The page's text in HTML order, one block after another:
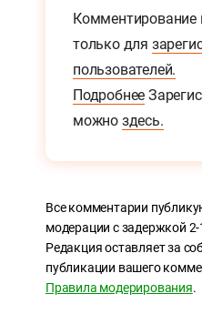
Комментирование
только для
пользователей.
Подробнее
можно здесь.
Все комментарии
модерации с задержкой
Редакция оставляет за
публикации вашего
Правила модерирования.